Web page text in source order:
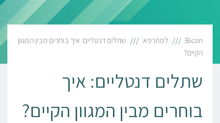
Bicon למתרפא
שתלים דנטליים: איך בוחרים מבין המגוון
הקיים?
שתלים דנטליים: איך
בוחרים מבין המגוון הקיים?